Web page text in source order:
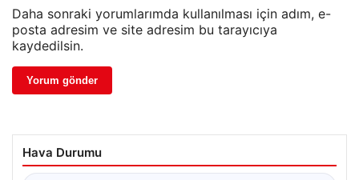
Daha sonraki yorumlarımda kullanılması için adım, e-
posta adresim ve site adresim bu tarayıcıya
kaydedilsin.
Hava Durumu